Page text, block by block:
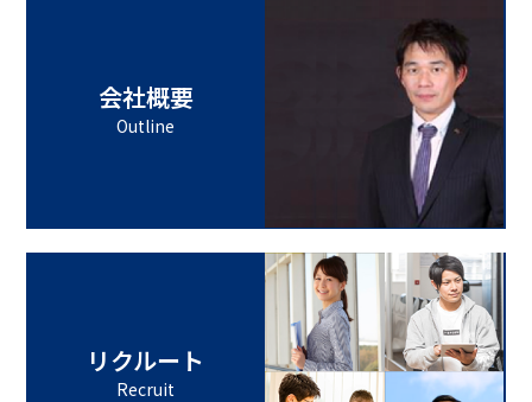
会社概要
Outline
リクルート
Recruit